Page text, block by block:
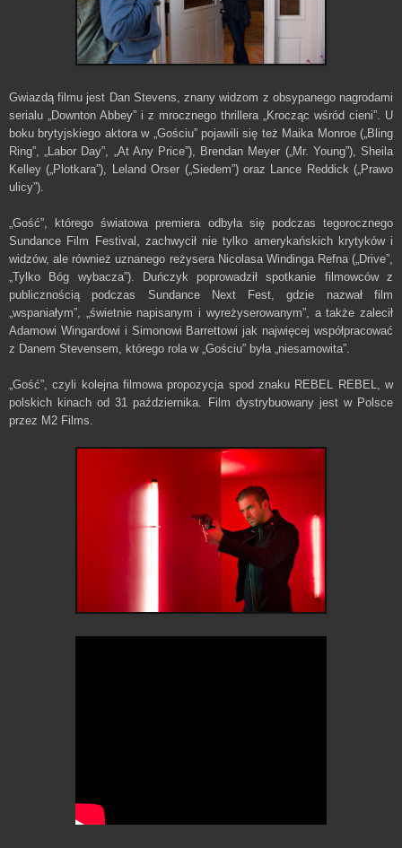
Gwiazdą filmu jest Dan Stevens, znany widzom z obsypanego nagrodami
serialu „Downton Abbey” i z mrocznego thrillera „Krocząc wśród cieni”. U
boku brytyjskiego aktora w „Gościu” pojawili się też Maika Monroe („Bling
Ring”, „Labor Day”, „At Any Price”), Brendan Meyer („Mr. Young”), Sheila
Kelley („Plotkara”), Leland Orser („Siedem”) oraz Lance Reddick („Prawo
ulicy”).
„Gość”, którego światowa premiera odbyła się podczas tegorocznego
Sundance Film Festival, zachwycił nie tylko amerykańskich krytyków i
widzów, ale również uznanego reżysera Nicolasa Windinga Refna („Drive”,
„Tylko Bóg wybacza”). Duńczyk poprowadził spotkanie filmowców z
publicznością podczas Sundance Next Fest, gdzie nazwał film
„wspaniałym”, „świetnie napisanym i wyreżyserowanym”, a także zalecił
Adamowi Wingardowi i Simonowi Barrettowi jak najwięcej współpracować
z Danem Stevensem, którego rola w „Gościu” była „niesamowita”.
„Gość”, czyli kolejna filmowa propozycja spod znaku REBEL REBEL, w
polskich kinach od 31 października. Film dystrybuowany jest w Polsce
przez M2 Films.